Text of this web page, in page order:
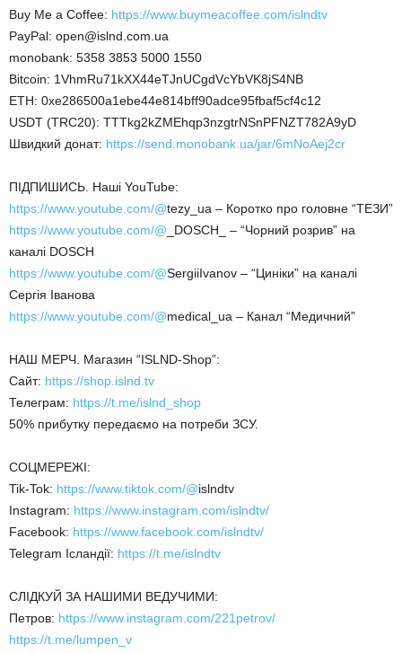
Buy Me a Coffee: https://www.buymeacoffee.com/islndtv
PayPal: open@islnd.com.ua
monobank: 5358 3853 5000 1550
Bitcoin: 1VhmRu71kXX44eTJnUCgdVcYbVK8jS4NB
ETH: 0xe286500a1ebe44e814bff90adce95fbaf5cf4c12
USDT (TRC20): TTTkg2kZMEhqp3nzgtrNSnPFNZT782A9yD
Швидкий донат: https://send.monobank.ua/jar/6mNoAej2cr
ПІДПИШИСЬ. Наші YouTube:
https://www.youtube.com/@tezy_ua – Коротко про головне “ТЕЗИ”
https://www.youtube.com/@ _DOSCH_ – “Чорний розрив” на
каналі DOSCH
https://www.youtube.com/@SergiiIvanov – “Циніки” на каналі
Сергія Іванова
https://www.youtube.com/@medical_ua – Канал “Медичний”
НАШ МЕРЧ. Магазин “ISLND-Shop”:
Сайт: https://shop.islnd.tv
Телеграм: https://t.me/islnd_shop
50% прибутку передаємо на потреби ЗСУ.
СОЦМЕРЕЖІ:
Tik-Tok: https://www.tiktok.com/@islndtv
Instagram: https://www.instagram.com/islndtv/
Facebook: https://www.facebook.com/islndtv/
Telegram Ісландії: https://t.me/islndtv
СЛІДКУЙ ЗА НАШИМИ ВЕДУЧИМИ:
Петров: https://www.instagram.com/221petrov/
https://t.me/lumpen_v